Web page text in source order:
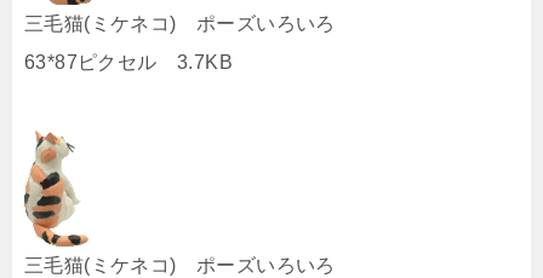
三毛猫(ミケネコ) ポーズいろいろ
63*87ピクセル 3.7KB
三毛猫(ミケネコ) ポーズいろいろ